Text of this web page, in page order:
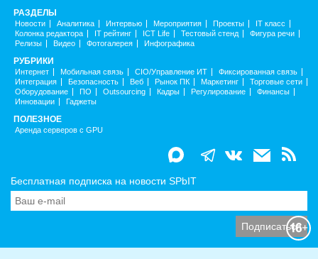
РАЗДЕЛЫ
Новости Аналитика Интервью Мероприятия Проекты
IT класс
Колонка редактора
IT рейтинг ICT Life Тестовый стенд
Фигура речи
Релизы
Видео Фотогалерея Инфографика
РУБРИКИ
Интернет Мобильная связь CIO/Управление ИТ
Фиксированная связь
Интеграция
Безопасность Веб Рынок ПК Маркетинг
Торговые сети
Оборудование
ПО Outsourcing Кадры Регулирование
Финансы
Инновации
Гаджеты
ПОЛЕЗНОЕ
Аренда серверов с GPU
Бесплатная подписка на новости SPbIT